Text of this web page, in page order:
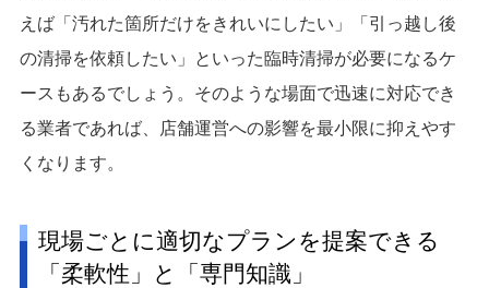
えば「汚れた箇所だけをきれいにしたい」「引っ越し後
の清掃を依頼したい」といった臨時清掃が必要になるケ
ースもあるでしょう。そのような場面で迅速に対応でき
る業者であれば、店舗運営への影響を最小限に抑えやす
くなります。
現場ごとに適切なプランを提案できる
「柔軟性」と「専門知識」